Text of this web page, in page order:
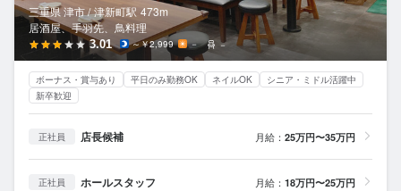
三重県 津市 / 津新町駅 473m
居酒屋、手羽先、鳥料理
3.01 ～￥2,999 － －
ボーナス・賞与あり 平日のみ勤務OK ネイルOK
シニア・ミドル活躍中
新卒歓迎
正社員 店長候補 月給： 25万円〜35万円
正社員 ホールスタッフ 月給： 18万円〜25万円